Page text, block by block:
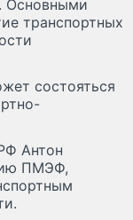
Основными
транспортных
состояться
Антон
ПМЭФ,